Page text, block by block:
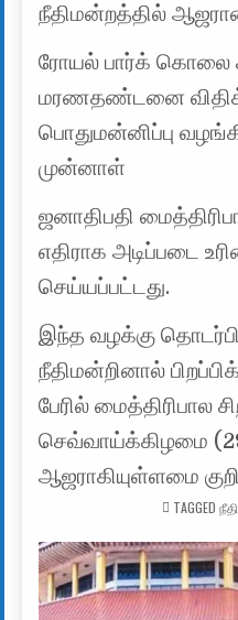
நீதிமன்றத்தில்
ரோயல் பார்க் கொலை
மரணதண்டனை
பொதுமன்னிப்பு
முன்னாள்
ஜனாதிபதி
எதிராக அடிப்படை
செய்யப்பட்டது.
இந்த வழக்கு
நீதிமன்றினால்
பேரில் மைத்திரிபால
செவ்வாய்க்கிழமை
ஆஜராகியுள்ளமை
TAGGED